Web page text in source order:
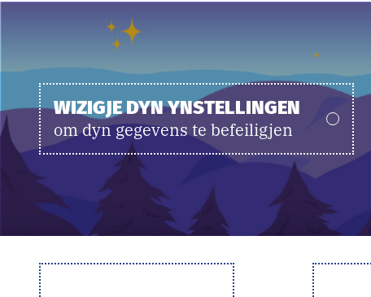
WIZIGJE DYN YNSTELLINGEN
om dyn gegevens te befeiligjen